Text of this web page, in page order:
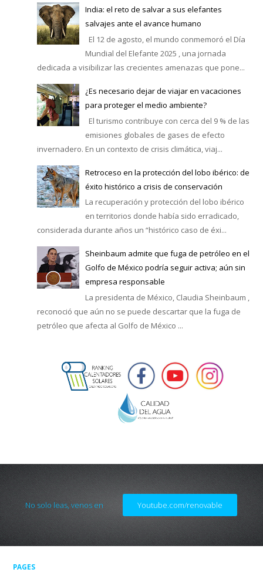
India: el reto de salvar a sus elefantes
salvajes ante el avance humano
El 12 de agosto, el mundo conmemoró el Día
Mundial del Elefante 2025 , una jornada
dedicada a visibilizar las crecientes amenazas que pone...
¿Es necesario dejar de viajar en vacaciones
para proteger el medio ambiente?
El turismo contribuye con cerca del 9 % de las
emisiones globales de gases de efecto
invernadero. En un contexto de crisis climática, viaj...
Retroceso en la protección del lobo ibérico: de
éxito histórico a crisis de conservación
La recuperación y protección del lobo ibérico
en territorios donde había sido erradicado,
considerada durante años un “histórico caso de éxi...
Sheinbaum admite que fuga de petróleo en el
Golfo de México podría seguir activa; aún sin
empresa responsable
La presidenta de México, Claudia Sheinbaum ,
reconoció que aún no se puede descartar que la fuga de
petróleo que afecta al Golfo de México ...
No solo leas, venos en Youtube.com/renovable
PAGES